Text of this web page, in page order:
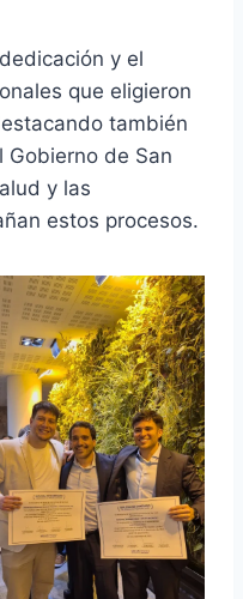
y el
que eligieron
también
de San
y las
estos procesos.